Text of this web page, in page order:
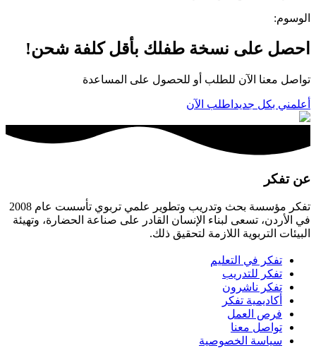
الوسوم:
احصل على نسخة طفلك بأقل كلفة شحن!
تواصل معنا الآن للطلب أو للحصول على المساعدة
أعلمني بكل جديد اطلب الآن
عن تفكر
تفكر مؤسسة بحث وتدريب وتطوير علمي تربوي تأسست عام 2008
في الأردن، تسعى لبناء الإنسان القادر على صناعة الحضارة، وتهيئة
البيئات التربوية اللازمة لتحقيق ذلك.
تفكر في التعليم
تفكر للتدريب
تفكر ناشرون
أكاديمية تفكر
فرص العمل
تواصل معنا
سياسة الخصوصية